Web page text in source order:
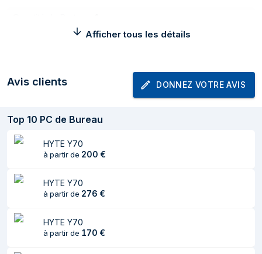
Gen 1 (3.1 Gen 1)
Sortie audio Oui
Poids et dimensions
Profondeur 260 mm
Hauteur
2,05 kg
Afficher tous les détails
Avis clients DONNEZ VOTRE AVIS
Top 10 PC de Bureau
HYTE Y70
à partir de 200 €
HYTE Y70
à partir de 276 €
HYTE Y70
à partir de 170 €